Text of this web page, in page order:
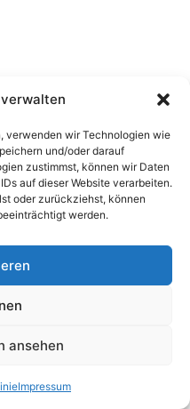
verwenden wir Technologien wie
und/oder darauf
zustimmst, können wir Daten
auf dieser Website verarbeiten.
oder zurückziehst, können
werden.
ansehen
Impressum